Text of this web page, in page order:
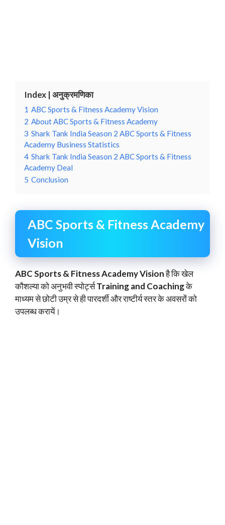
Index | अनुक्रमणिका
1 ABC Sports & Fitness Academy Vision
2 About ABC Sports & Fitness Academy
3 Shark Tank India Season 2 ABC Sports & Fitness
Academy Business Statistics
4 Shark Tank India Season 2 ABC Sports & Fitness
Academy Deal
5 Conclusion
ABC Sports & Fitness Academy
Vision
ABC Sports & Fitness Academy Visionहै कि खेल
कौशल्या को अनुभवी स्पोर्ट्सTraining and Coachingके
माध्यम से छोटी उम्र से ही पारदर्शी और राष्टीर्य स्तर के अवसरों को
उपलब्ध करायें।